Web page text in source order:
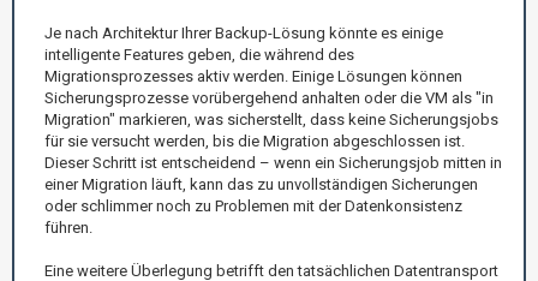
Je nach Architektur Ihrer Backup-Lösung könnte es einige
intelligente Features geben, die während des
Migrationsprozesses aktiv werden. Einige Lösungen können
Sicherungsprozesse vorübergehend anhalten oder die VM als "in
Migration" markieren, was sicherstellt, dass keine Sicherungsjobs
für sie versucht werden, bis die Migration abgeschlossen ist.
Dieser Schritt ist entscheidend – wenn ein Sicherungsjob mitten in
einer Migration läuft, kann das zu unvollständigen Sicherungen
oder schlimmer noch zu Problemen mit der Datenkonsistenz
führen.
Eine weitere Überlegung betrifft den tatsächlichen Datentransport